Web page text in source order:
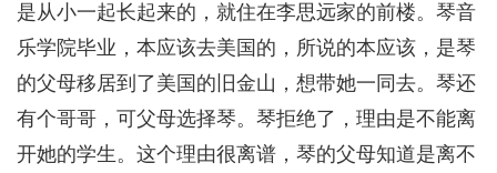
是从小一起长起来的，就住在李思远家的前楼。琴音
乐学院毕业，本应该去美国的，所说的本应该，是琴
的父母移居到了美国的旧金山，想带她一同去。琴还
有个哥哥，可父母选择琴。琴拒绝了，理由是不能离
开她的学生。这个理由很离谱，琴的父母知道是离不